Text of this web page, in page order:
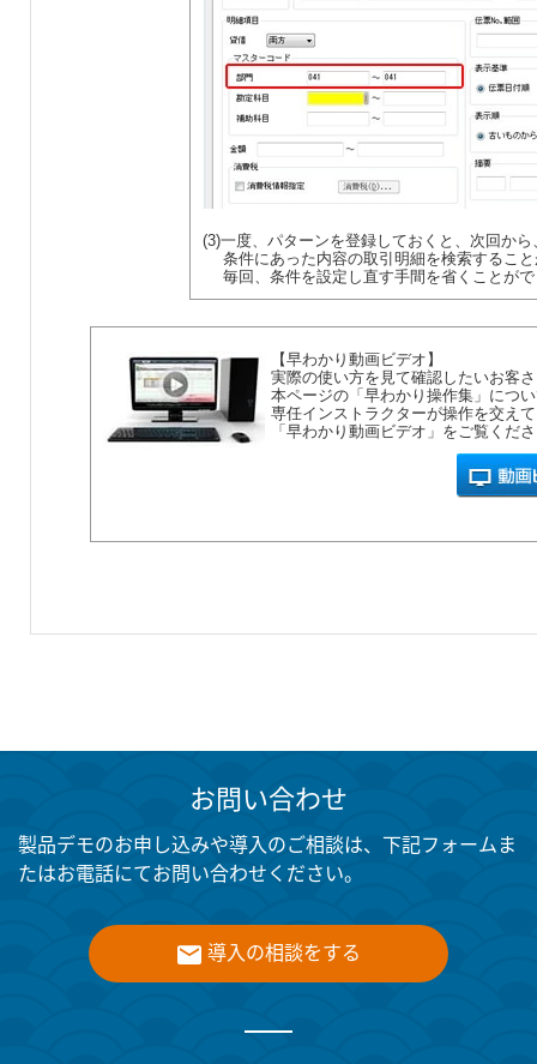
(3)一度、パターンを登録しておくと、次回か
条件にあった内容の取引明細を検索すること
毎回、条件を設定し直す手間を省くことがで
【早わかり動画ビデオ】
実際の使い方を見て確認したいお客
本ページの「早わかり操作集」につ
専任インストラクターが操作を交え
「早わかり動画ビデオ」をご覧くだ
お問い合わせ
製品デモのお申し込みや導入のご相談は、下記フォームま
たはお電話にてお問い合わせください。
導入の相談をする